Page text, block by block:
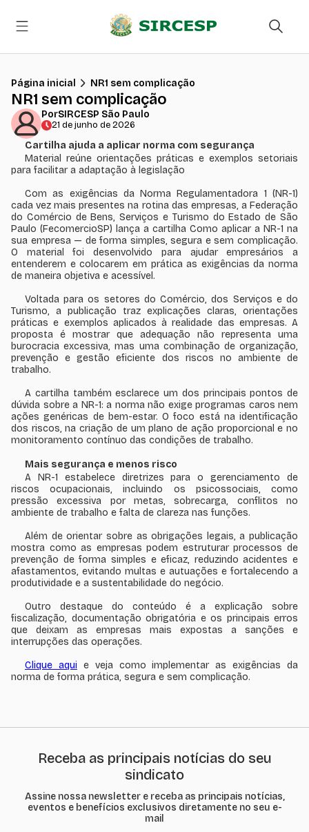
Página inicial NR1 sem complicação
NR1 sem complicação
PorSIRCESP São Paulo
21 de junho de 2026
Cartilha ajuda a aplicar norma com segurança
Material reúne orientações práticas e exemplos setoriais
para facilitar a adaptação à legislação
Com as exigências da Norma Regulamentadora 1 (NR-1)
cada vez mais presentes na rotina das empresas, a Federação
do Comércio de Bens, Serviços e Turismo do Estado de São
Paulo (FecomercioSP) lança a cartilha Como aplicar a NR-1 na
sua empresa — de forma simples, segura e sem complicação.
O material foi desenvolvido para ajudar empresários a
entenderem e colocarem em prática as exigências da norma
de maneira objetiva e acessível.
Voltada para os setores do Comércio, dos Serviços e do
Turismo, a publicação traz explicações claras, orientações
práticas e exemplos aplicados à realidade das empresas. A
proposta é mostrar que adequação não representa uma
burocracia excessiva, mas uma combinação de organização,
prevenção e gestão eficiente dos riscos no ambiente de
trabalho.
A cartilha também esclarece um dos principais pontos de
dúvida sobre a NR-1: a norma não exige programas caros nem
ações genéricas de bem-estar. O foco está na identificação
dos riscos, na criação de um plano de ação proporcional e no
monitoramento contínuo das condições de trabalho.
Mais segurança e menos risco
A NR-1 estabelece diretrizes para o gerenciamento de
riscos ocupacionais, incluindo os psicossociais, como
pressão excessiva por metas, sobrecarga, conflitos no
ambiente de trabalho e falta de clareza nas funções.
Além de orientar sobre as obrigações legais, a publicação
mostra como as empresas podem estruturar processos de
prevenção de forma simples e eficaz, reduzindo acidentes e
afastamentos, evitando multas e autuações e fortalecendo a
produtividade e a sustentabilidade do negócio.
Outro destaque do conteúdo é a explicação sobre
fiscalização, documentação obrigatória e os principais erros
que deixam as empresas mais expostas a sanções e
interrupções das operações.
Clique aqui e veja como implementar as exigências da
norma de forma prática, segura e sem complicação.
Receba as principais notícias do seu
sindicato
Assine nossa newsletter e receba as principais notícias,
eventos e benefícios exclusivos diretamente no seu e-
mail